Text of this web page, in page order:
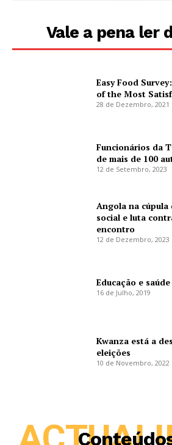
Vale a pena ler
Easy Food
of the Most
28 de Dezembro, 2021
Funcionários da
de mais de 100
12 de Setembro, 2023
Angola na cúpula
social e luta
encontro
12 de Dezembro, 2023
Educação e
16 de Julho, 2019
Kwanza está a
eleições
10 de Novembro, 2022